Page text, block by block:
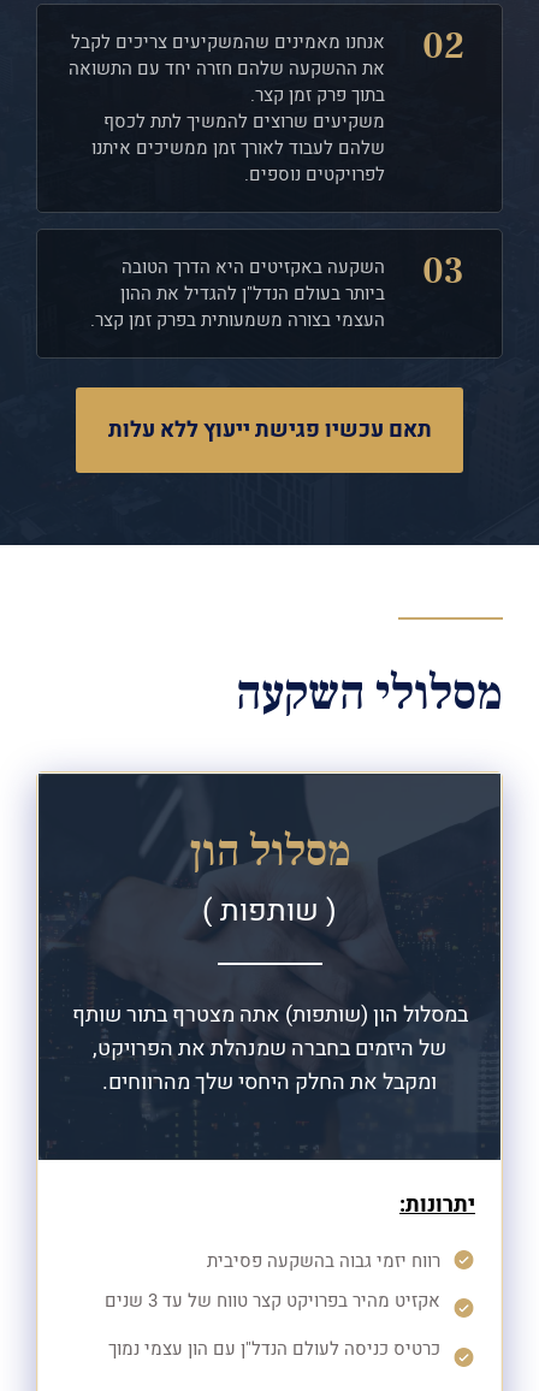
02
אנחנו מאמינים שהמשקיעים צריכים לקבל
את ההשקעה שלהם חזרה יחד עם התשואה
בתוך פרק זמן קצר.
משקיעים שרוצים להמשיך לתת לכסף
שלהם לעבוד לאורך זמן ממשיכים איתנו
לפרויקטים נוספים.
03
השקעה באקזיטים היא הדרך הטובה
ביותר בעולם הנדל"ן להגדיל את ההון
העצמי בצורה משמעותית בפרק זמן קצר.
תאם עכשיו פגישת ייעוץ ללא עלות
מסלולי השקעה
מסלול הון
( שותפות )
במסלול הון (שותפות) אתה מצטרףבתור שותף
של היזמים בחברה שמנהלת את הפרויקט,
ומקבל אתהחלק היחסי שלך מהרווחים.
יתרונות:
רווח יזמי גבוה בהשקעה פסיבית
אקזיט מהיר בפרויקט קצר טווח של עד 3 שנים
כרטיס כניסה לעולם הנדל"ן עם הון עצמי נמוך